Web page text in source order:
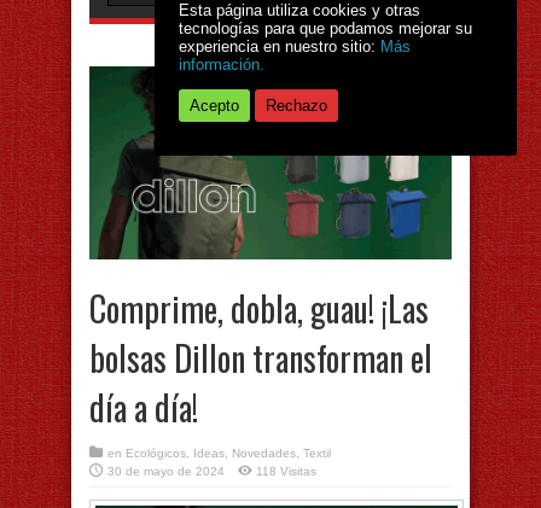
Comprime, dobla, guau! ¡Las
bolsas Dillon transforman el
día a día!
en Ecológicos Ideas Novedades Textil
30 de mayo de 2024
118 Visitas
Esta página utiliza cookies y otras
tecnologías para que podamos mejorar su
experiencia en nuestro sitio: Más
información.
Acepto Rechazo